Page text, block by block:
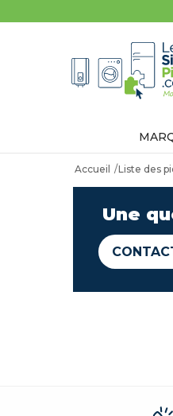
Accueil Liste des
Une